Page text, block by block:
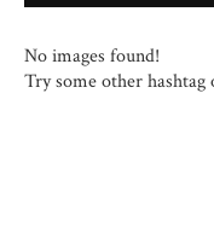
No images found!
Try some other hashtag